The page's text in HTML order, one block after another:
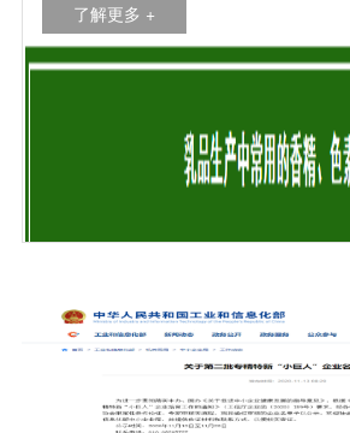
了解更多 +
乳制品中常用的那些添加剂
 2023-03-20  5232
乳制品中常用的那些添加剂和营养强化剂